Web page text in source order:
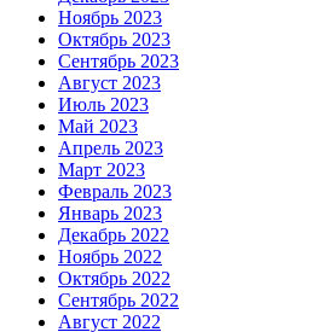
Ноябрь 2023
Октябрь 2023
Сентябрь 2023
Август 2023
Июль 2023
Май 2023
Апрель 2023
Март 2023
Февраль 2023
Январь 2023
Декабрь 2022
Ноябрь 2022
Октябрь 2022
Сентябрь 2022
Август 2022